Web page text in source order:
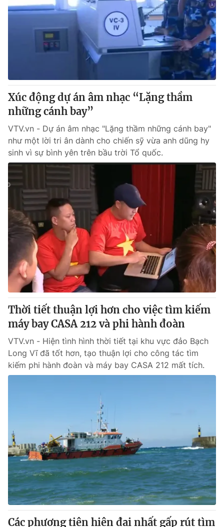
® Cấm sao chép dưới mọi hình thức nếu không có sự chấp
thuận bằng văn bản. Ghi rõ nguồn VTV.vn khi phát hành lại
thông tin từ website này.
Xúc động dự án âm nhạc “Lặng thầm
những cánh bay”
VTV.vn - Dự án âm nhạc "Lặng thầm những cánh bay"
như một lời tri ân dành cho chiến sỹ vừa anh dũng hy
sinh vì sự bình yên trên bầu trời Tổ quốc.
Thời tiết thuận lợi hơn cho việc tìm kiếm
máy bay CASA 212 và phi hành đoàn
VTV.vn - Hiện tình hình thời tiết tại khu vực đảo Bạch
Long Vĩ đã tốt hơn, tạo thuận lợi cho công tác tìm
kiếm phi hành đoàn và máy bay CASA 212 mất tích.
Các phương tiện hiện đại nhất gấp rút tìm